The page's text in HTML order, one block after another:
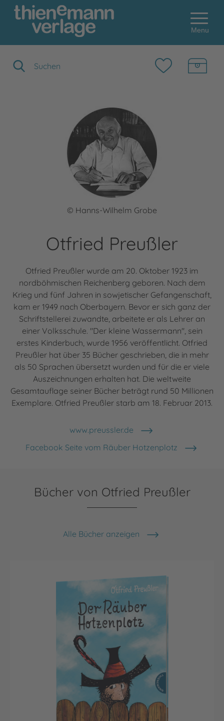
Menu
© Hanns-Wilhelm Grobe
Otfried Preußler
Otfried Preußler wurde am 20. Oktober 1923 im
nordböhmischen Reichenberg geboren. Nach dem
Krieg und fünf Jahren in sowjetischer Gefangenschaft,
kam er 1949 nach Oberbayern. Bevor er sich ganz der
Schriftstellerei zuwandte, arbeitete er als Lehrer an
einer Volksschule. "Der kleine Wassermann", sein
erstes Kinderbuch, wurde 1956 veröffentlicht. Otfried
Preußler hat über 35 Bücher geschrieben, die in mehr
als 50 Sprachen übersetzt wurden und für die er viele
Auszeichnungen erhalten hat. Die weltweite
Gesamtauflage seiner Bücher beträgt rund 50 Millionen
Exemplare. Otfried Preußler starb am 18. Februar 2013.
www.preussler.de
Facebook Seite vom Räuber Hotzenplotz
Bücher von Otfried Preußler
Alle Bücher anzeigen